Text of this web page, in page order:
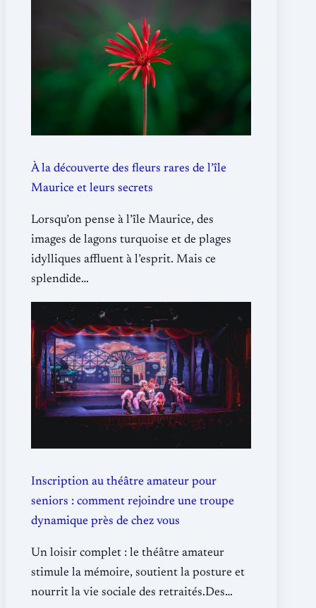
À la découverte des fleurs rares de l’île
Maurice et leurs secrets
Lorsqu’on pense à l’île Maurice, des
images de lagons turquoise et de plages
idylliques affluent à l’esprit. Mais ce
splendide…
Inscription au théâtre amateur pour
seniors : comment rejoindre une troupe
dynamique près de chez vous
Un loisir complet : le théâtre amateur
stimule la mémoire, soutient la posture et
nourrit la vie sociale des retraités.Des…